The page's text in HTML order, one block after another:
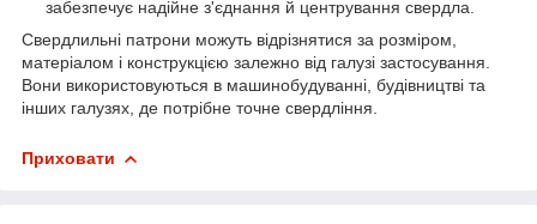
забезпечує надійне з'єднання й центрування свердла.
Свердлильні патрони можуть відрізнятися за розміром,
матеріалом і конструкцією залежно від галузі застосування.
Вони використовуються в машинобудуванні, будівництві та
інших галузях, де потрібне точне свердління.
Приховати